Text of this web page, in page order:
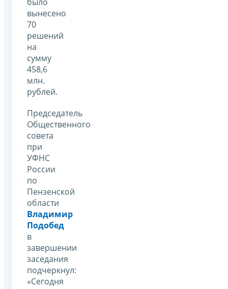
вынесено
70
решений
на
сумму
458,6
млн.
рублей.
Председатель
Общественного
совета
при
УФНС
России
по
Пензенской
области
Владимир
Подобед
в
завершении
заседания
подчеркнул:
«Сегодня